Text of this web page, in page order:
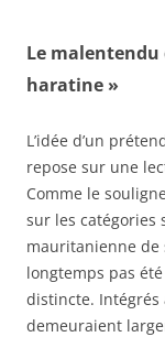
Le
haratine »
L’idée d’un
repose sur une
Comme le
sur les catégories
mauritanienne de
longtemps pas
distincte.
demeuraient